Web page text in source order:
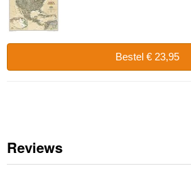
Bestel € 23,95
Reviews